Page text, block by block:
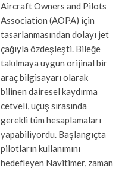
Aircraft Owners and Pilots
Association (AOPA) için
tasarlanmasından dolayı jet
çağıyla özdeşleşti. Bileğe
takılmaya uygun orijinal bir
araç bilgisayarı olarak
bilinen dairesel kaydırma
cetveli, uçuş sırasında
gerekli tüm hesaplamaları
yapabiliyordu. Başlangıçta
pilotların kullanımını
hedefleyen Navitimer, zaman